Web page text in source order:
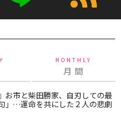
MONTHLY
月 間
お市と柴田勝家、自刃しての最
」…運命を共にした２人の悲劇